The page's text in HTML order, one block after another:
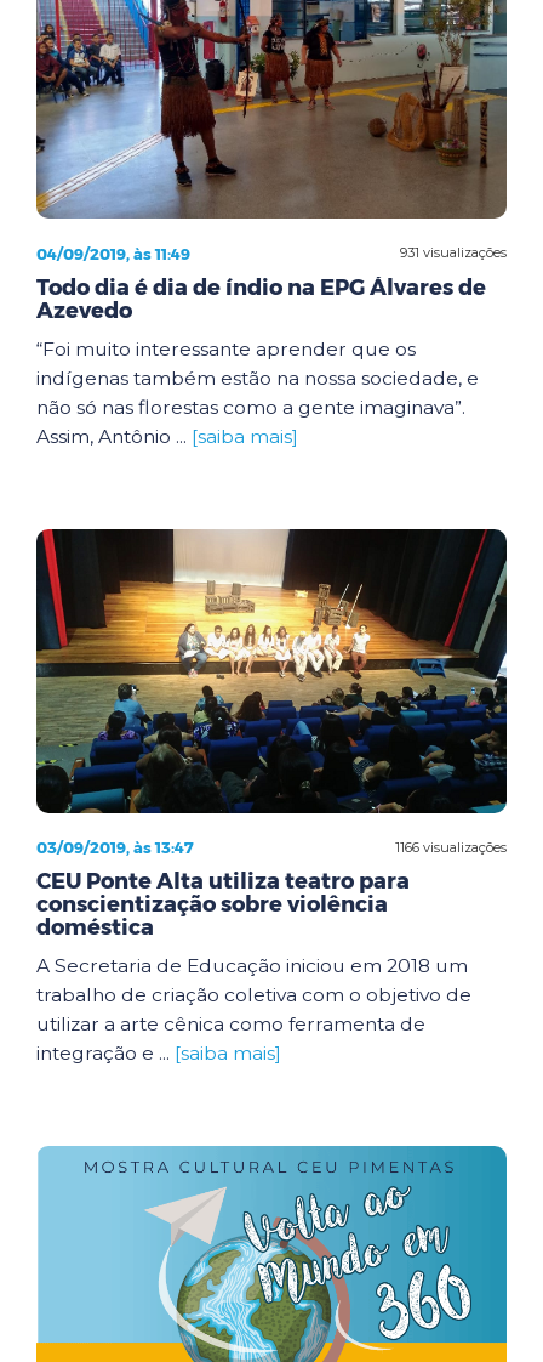
931 visualizações
04/09/2019, às 11:49
Todo dia é dia de índio na EPG Álvares de
Azevedo
“Foi muito interessante aprender que os
indígenas também estão na nossa sociedade, e
não só nas florestas como a gente imaginava”.
Assim, Antônio ... [saiba mais]
1166 visualizações
03/09/2019, às 13:47
CEU Ponte Alta utiliza teatro para
conscientização sobre violência
doméstica
A Secretaria de Educação iniciou em 2018 um
trabalho de criação coletiva com o objetivo de
utilizar a arte cênica como ferramenta de
integração e ... [saiba mais]